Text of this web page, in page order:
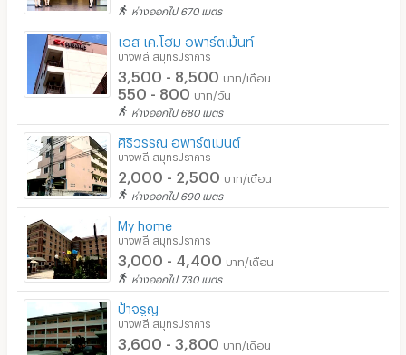
ห่างออกไป 670 เมตร
เอส เค.โฮม อพาร์ตเม้นท์
บางพลี สมุทรปราการ
3,500 - 8,500 บาท/เดือน
550 - 800 บาท/วัน
ห่างออกไป 680 เมตร
ศิริวรรณ อพาร์ตเมนต์
บางพลี สมุทรปราการ
2,000 - 2,500 บาท/เดือน
ห่างออกไป 690 เมตร
My home
บางพลี สมุทรปราการ
3,000 - 4,400 บาท/เดือน
ห่างออกไป 730 เมตร
ป้าจรูญ
บางพลี สมุทรปราการ
3,600 - 3,800 บาท/เดือน